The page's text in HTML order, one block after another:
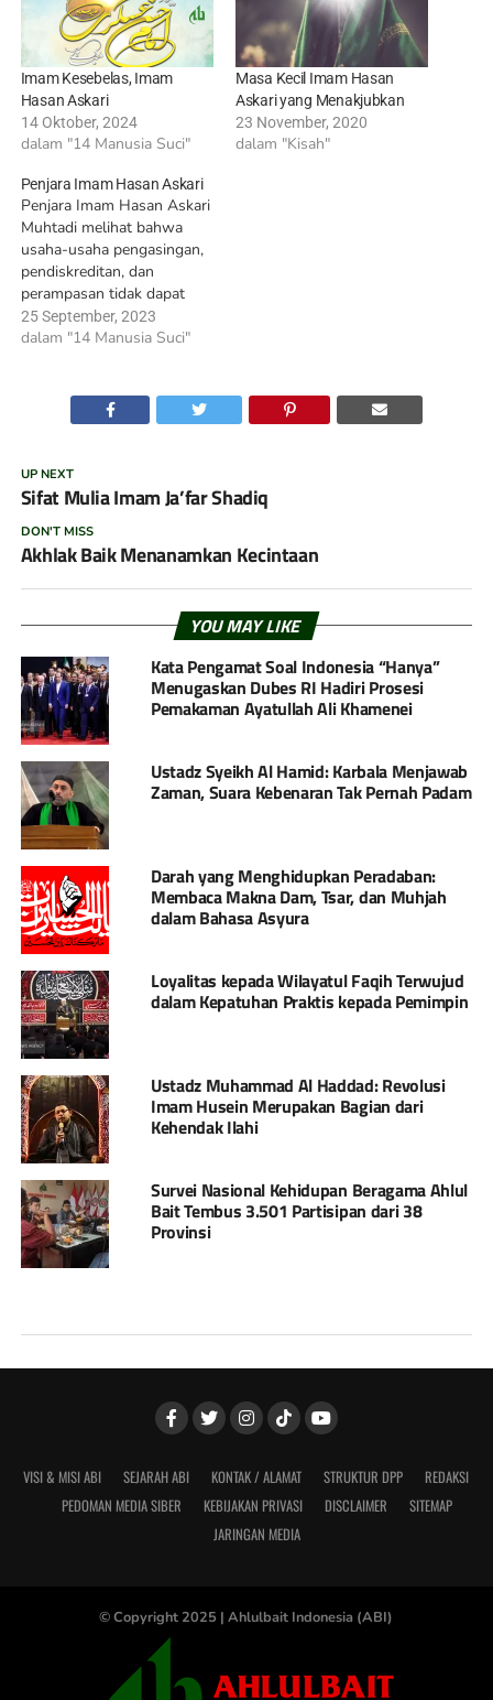
Imam Kesebelas, Imam
Hasan Askari
14 Oktober, 2024
dalam "14 Manusia Suci"
Masa Kecil Imam Hasan
Askari yang Menakjubkan
23 November, 2020
dalam "Kisah"
Penjara Imam Hasan Askari
Penjara Imam Hasan Askari
Muhtadi melihat bahwa
usaha-usaha pengasingan,
pendiskreditan, dan
perampasan tidak dapat
menghentikan laju aktivitas
Imam Hasan Askari as dan
perluasan gerakan beliau.
Karena itu, ketika menyadari
penjagaan Imam as kepada
para pengikutnya
melumpuhkan upaya-upaya
rezim Abbasiyah,…
25 September, 2023
dalam "14 Manusia Suci"
UP NEXT
Sifat Mulia Imam Ja’far Shadiq
DON'T MISS
Akhlak Baik Menanamkan Kecintaan
YOU MAY LIKE
Kata Pengamat Soal Indonesia “Hanya”
Menugaskan Dubes RI Hadiri Prosesi
Pemakaman Ayatullah Ali Khamenei
Ustadz Syeikh Al Hamid: Karbala Menjawab
Zaman, Suara Kebenaran Tak Pernah Padam
Darah yang Menghidupkan Peradaban:
Membaca Makna Dam, Tsar, dan Muhjah
dalam Bahasa Asyura
Loyalitas kepada Wilayatul Faqih Terwujud
dalam Kepatuhan Praktis kepada Pemimpin
Ustadz Muhammad Al Haddad: Revolusi
Imam Husein Merupakan Bagian dari
Kehendak Ilahi
Survei Nasional Kehidupan Beragama Ahlul
Bait Tembus 3.501 Partisipan dari 38
Provinsi
VISI & MISI ABI SEJARAH ABI KONTAK / ALAMAT STRUKTUR DPP
REDAKSI
PEDOMAN MEDIA SIBER
KEBIJAKAN PRIVASI DISCLAIMER
SITEMAP
JARINGAN MEDIA
© Copyright 2025 | Ahlulbait Indonesia (ABI)